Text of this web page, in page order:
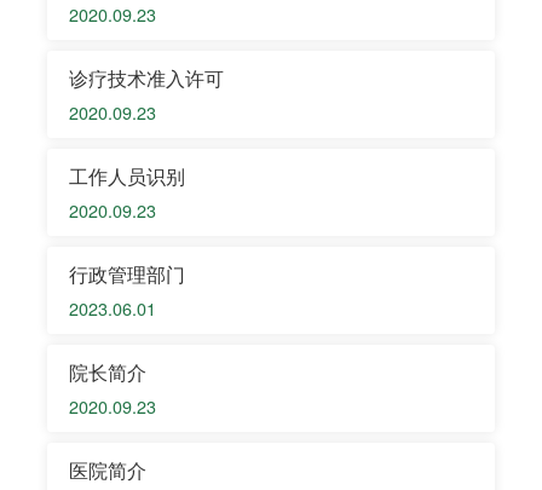
2020.09.23
诊疗技术准入许可
2020.09.23
工作人员识别
2020.09.23
行政管理部门
2023.06.01
院长简介
2020.09.23
医院简介